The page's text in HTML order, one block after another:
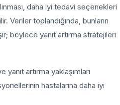
daha iyi tedavi seçenekleri
Veriler toplandığında, bunların
böylece yanıt artırma stratejileri
artırma yaklaşımları
hastalarına daha iyi